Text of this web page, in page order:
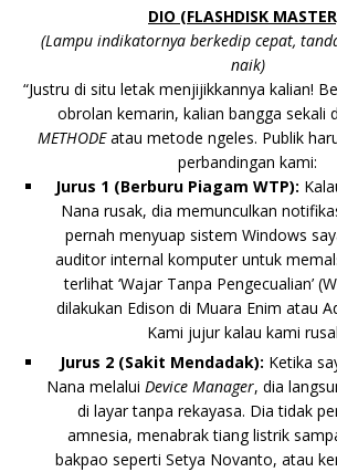
DIO (FLASHDISK
(Lampu indikatornya berkedip cepat,
naik)
“Justru di situ letak menjijikkannya kalian!
obrolan kemarin, kalian bangga sekali
METHODEatau metode ngeles. Publik
perbandingan kami:
Jurus 1 (Berburu Piagam WTP):
Nana rusak, dia memunculkan
pernah menyuap sistem Windows
auditor internal komputer untuk
terlihat ‘Wajar Tanpa Pengecualian’
dilakukan Edison di Muara Enim atau
Kami jujur kalau kami
Jurus 2 (Sakit Mendadak): Ketika
Nana melalui Device Manager, dia
di layar tanpa rekayasa. Dia tidak
amnesia, menabrak tiang listrik
bakpao seperti Setya Novanto, atau